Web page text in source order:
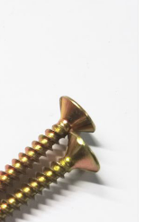
bedste